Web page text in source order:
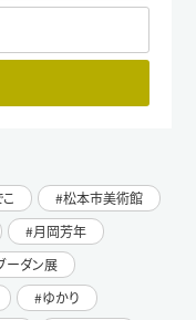
松本市美術館
月岡芳年
ーダン展
ゆかり